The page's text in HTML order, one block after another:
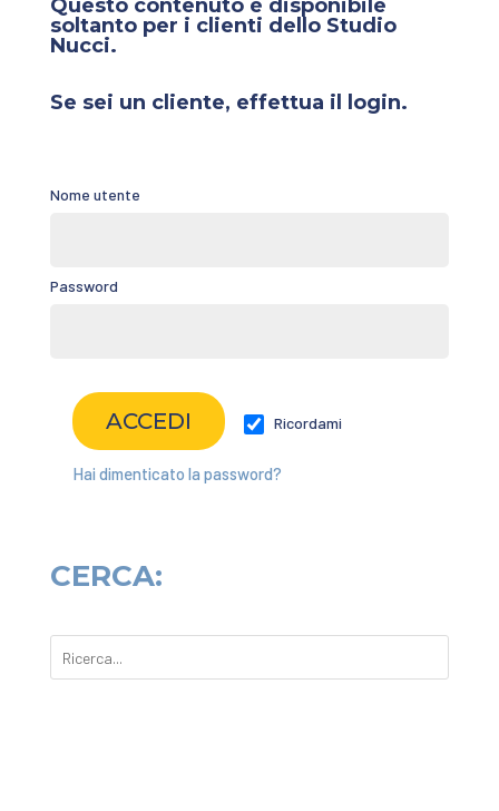
Questo contenuto è disponibile
soltanto per i clienti dello Studio
Nucci.
Se sei un cliente, effettua il login.
Nome utente
Password
Ricordami
Hai dimenticato la password?
CERCA: